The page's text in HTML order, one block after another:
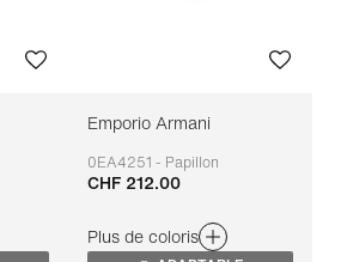
Emporio Armani
0EA4251 - Papillon
Adaptable
CHF 212.00
Plus de coloris